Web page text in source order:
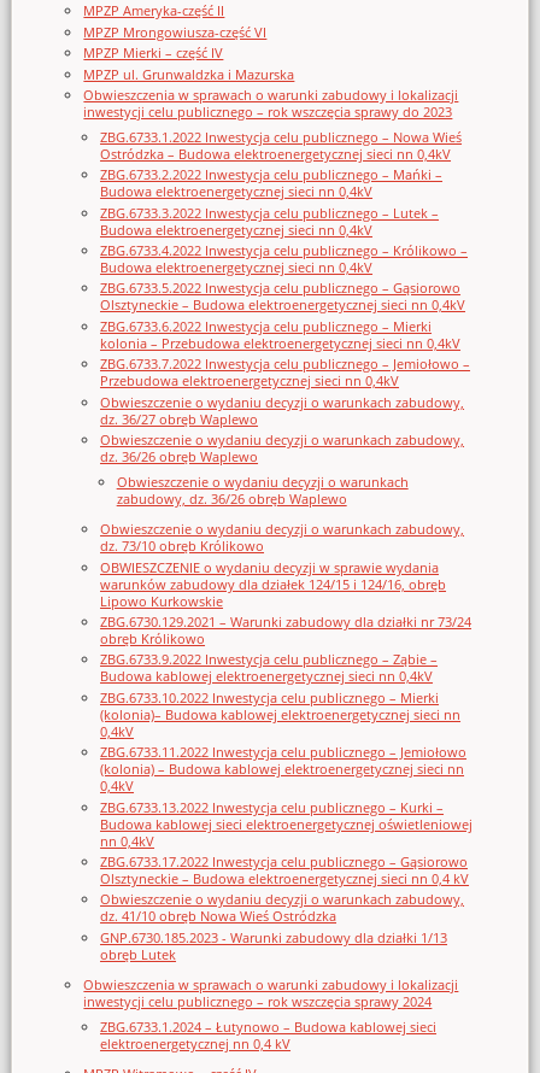
MPZP Ameryka-część II
MPZP Mrongowiusza-część VI
MPZP Mierki – część IV
MPZP ul. Grunwaldzka i Mazurska
Obwieszczenia w sprawach o warunki zabudowy i lokalizacji
inwestycji celu publicznego – rok wszczęcia sprawy do 2023
ZBG.6733.1.2022 Inwestycja celu publicznego – Nowa Wieś
Ostródzka – Budowa elektroenergetycznej sieci nn 0,4kV
ZBG.6733.2.2022 Inwestycja celu publicznego – Mańki –
Budowa elektroenergetycznej sieci nn 0,4kV
ZBG.6733.3.2022 Inwestycja celu publicznego – Lutek –
Budowa elektroenergetycznej sieci nn 0,4kV
ZBG.6733.4.2022 Inwestycja celu publicznego – Królikowo –
Budowa elektroenergetycznej sieci nn 0,4kV
ZBG.6733.5.2022 Inwestycja celu publicznego – Gąsiorowo
Olsztyneckie – Budowa elektroenergetycznej sieci nn 0,4kV
ZBG.6733.6.2022 Inwestycja celu publicznego – Mierki
kolonia – Przebudowa elektroenergetycznej sieci nn 0,4kV
ZBG.6733.7.2022 Inwestycja celu publicznego – Jemiołowo –
Przebudowa elektroenergetycznej sieci nn 0,4kV
Obwieszczenie o wydaniu decyzji o warunkach zabudowy,
dz. 36/27 obręb Waplewo
Obwieszczenie o wydaniu decyzji o warunkach zabudowy,
dz. 36/26 obręb Waplewo
Obwieszczenie o wydaniu decyzji o warunkach
zabudowy, dz. 36/26 obręb Waplewo
Obwieszczenie o wydaniu decyzji o warunkach zabudowy,
dz. 73/10 obręb Królikowo
OBWIESZCZENIE o wydaniu decyzji w sprawie wydania
warunków zabudowy dla działek 124/15 i 124/16, obręb
Lipowo Kurkowskie
ZBG.6730.129.2021 – Warunki zabudowy dla działki nr 73/24
obręb Królikowo
ZBG.6733.9.2022 Inwestycja celu publicznego – Ząbie –
Budowa kablowej elektroenergetycznej sieci nn 0,4kV
ZBG.6733.10.2022 Inwestycja celu publicznego – Mierki
(kolonia)– Budowa kablowej elektroenergetycznej sieci nn
0,4kV
ZBG.6733.11.2022 Inwestycja celu publicznego – Jemiołowo
(kolonia) – Budowa kablowej elektroenergetycznej sieci nn
0,4kV
ZBG.6733.13.2022 Inwestycja celu publicznego – Kurki –
Budowa kablowej sieci elektroenergetycznej oświetleniowej
nn 0,4kV
ZBG.6733.17.2022 Inwestycja celu publicznego – Gąsiorowo
Olsztyneckie – Budowa elektroenergetycznej sieci nn 0,4 kV
Obwieszczenie o wydaniu decyzji o warunkach zabudowy,
dz. 41/10 obręb Nowa Wieś Ostródzka
GNP.6730.185.2023 - Warunki zabudowy dla działki 1/13
obręb Lutek
Obwieszczenia w sprawach o warunki zabudowy i lokalizacji
inwestycji celu publicznego – rok wszczęcia sprawy 2024
ZBG.6733.1.2024 – Łutynowo – Budowa kablowej sieci
elektroenergetycznej nn 0,4 kV